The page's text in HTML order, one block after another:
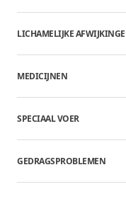
LICHAMELIJKE
MEDICIJNEN
SPECIAAL VOER
GEDRAGSPROBLEMEN